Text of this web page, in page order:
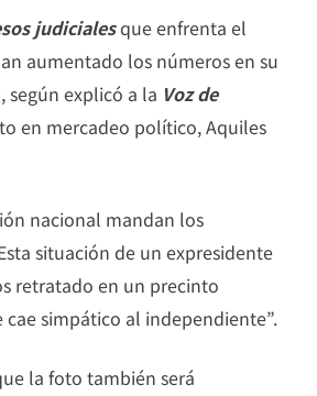
judicialesque enfrenta el
aumentado los números en su
según explicó a la Voz de
en mercadeo político, Aquiles
nacional mandan los
situación de un expresidente
retratado en un precinto
simpático al independiente”.
la foto también será